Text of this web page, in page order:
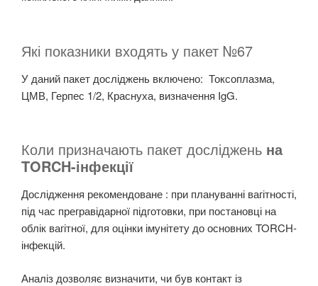
Які показники входять у пакет №67
У даний пакет досліджень включено: Токсоплазма,
ЦМВ, Герпес 1/2, Краснуха, визначення IgG.
Коли призначають пакет досліджень на
TORCH-інфекції
Дослідження рекомендоване : при плануванні вагітності,
під час прегравідарної підготовки, при постановці на
облік вагітної, для оцінки імунітету до основних TORCH-
інфекцій.
Аналіз дозволяє визначити, чи був контакт із